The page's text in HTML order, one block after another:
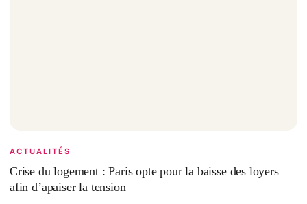
ACTUALITÉS
Crise du logement : Paris opte pour la baisse des loyers
afin d’apaiser la tension